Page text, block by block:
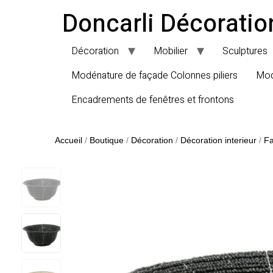
Doncarli
Décoration Mobilier
Sculptures
Modénature de façade Colonnes piliers
Encadrements de fenêtres et frontons
Accueil / Boutique / Décoration / Décoration interieur /